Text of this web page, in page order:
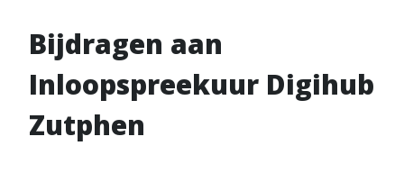
Bijdragen aan
Inloopspreekuur Digihub
Zutphen